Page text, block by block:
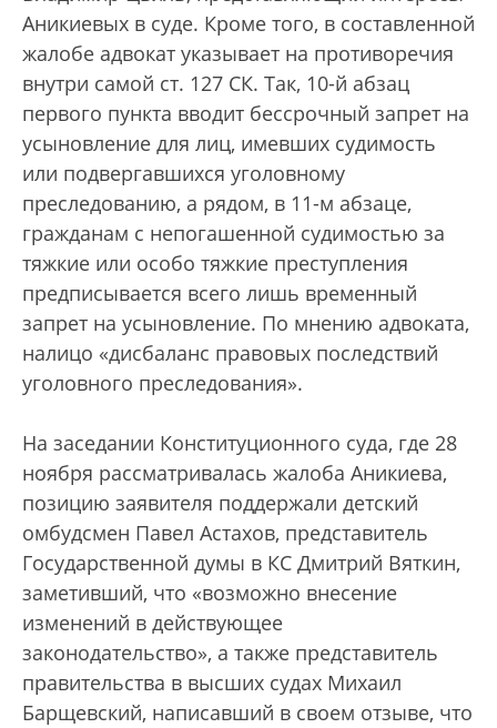
Аникиевых в суде. Кроме того, в составленной
жалобе адвокат указывает на противоречия
внутри самой ст. 127 СК. Так, 10-й абзац
первого пункта вводит бессрочный запрет на
усыновление для лиц, имевших судимость
или подвергавшихся уголовному
преследованию, а рядом, в 11-м абзаце,
гражданам с непогашенной судимостью за
тяжкие или особо тяжкие преступления
предписывается всего лишь временный
запрет на усыновление. По мнению адвоката,
налицо «дисбаланс правовых последствий
уголовного преследования».
На заседании Конституционного суда, где 28
ноября рассматривалась жалоба Аникиева,
позицию заявителя поддержали детский
омбудсмен Павел Астахов, представитель
Государственной думы в КС Дмитрий Вяткин,
заметивший, что «возможно внесение
изменений в действующее
законодательство», а также представитель
правительства в высших судах Михаил
Барщевский, написавший в своем отзыве, что